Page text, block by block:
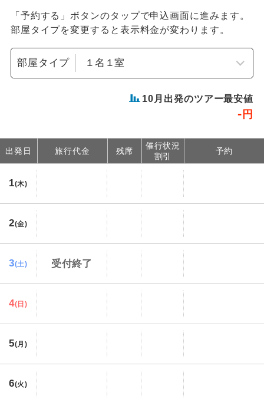
「予約する」ボタンのタップで申込画面に進みます。
部屋タイプを変更すると表示料金が変わります。
部屋タイプ
10 月出発のツアー最安値
- 円
出発日 旅行代金 残席
催行状況
割引
予約
1(木)
2(金)
3(土) 受付終了
4(日)
5(月)
6(火)